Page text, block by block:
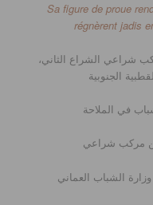
Sa figure de proue
régnèrent jadis
شراعي الشراع الثاني،
الجنوبية